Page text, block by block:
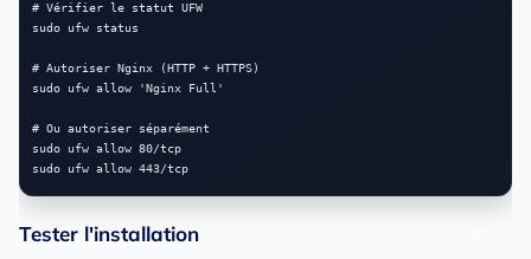
# Vérifier le statut UFW
sudo ufw status
# Autoriser Nginx (HTTP + HTTPS)
sudo ufw allow 'Nginx Full'
# Ou autoriser séparément
sudo ufw allow 80/tcp
Tester l'installation